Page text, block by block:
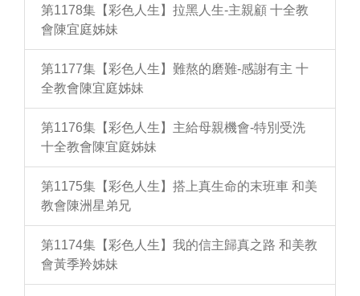
第1178集【彩色人生】拉黑人生-主親顧 十全教
會陳宜庭姊妹
第1177集【彩色人生】難熬的磨難-感謝有主 十
全教會陳宜庭姊妹
第1176集【彩色人生】主給母親機會-特別受洗
十全教會陳宜庭姊妹
第1175集【彩色人生】搭上真生命的末班車 和美
教會陳洲星弟兄
第1174集【彩色人生】我的信主歸真之路 和美教
會黃季羚姊妹